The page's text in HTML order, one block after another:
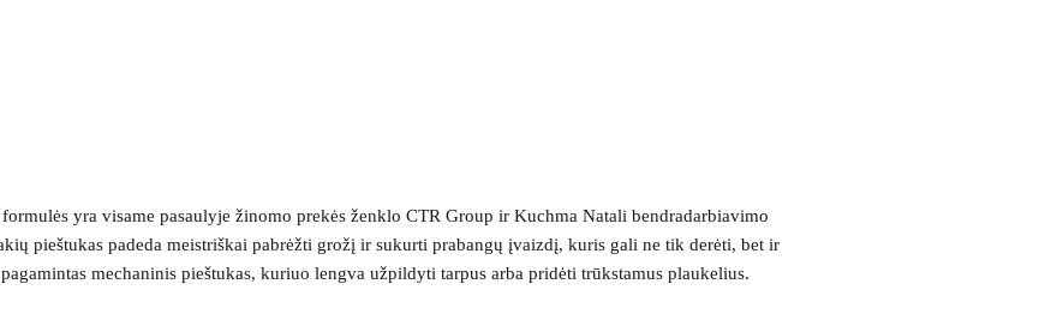
yra visame pasaulyje žinomo prekės ženklo CTR Group ir Kuchma Natali bendradarbiavimo
pieštukas padeda meistriškai pabrėžti grožį ir sukurti prabangų įvaizdį, kuris gali ne tik derėti, bet ir
mechaninis pieštukas, kuriuo lengva užpildyti tarpus arba pridėti trūkstamus plaukelius.